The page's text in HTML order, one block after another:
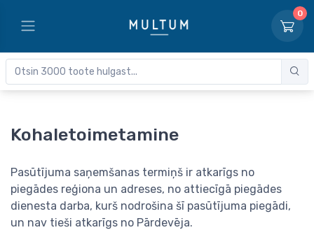
0
Kohaletoimetamine
Pasūtījuma saņemšanas termiņš ir atkarīgs no
piegādes reģiona un adreses, no attiecīgā piegādes
dienesta darba, kurš nodrošina šī pasūtījuma piegādi,
un nav tieši atkarīgs no Pārdevēja.